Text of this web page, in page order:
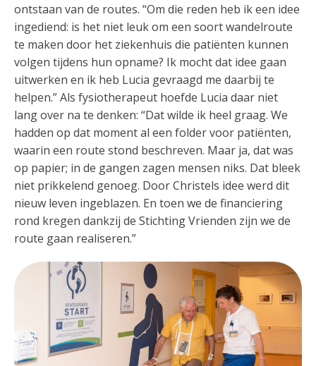
ontstaan van de routes. “Om die reden heb ik een idee
ingediend: is het niet leuk om een soort wandelroute
te maken door het ziekenhuis die patiënten kunnen
volgen tijdens hun opname? Ik mocht dat idee gaan
uitwerken en ik heb Lucia gevraagd me daarbij te
helpen.” Als fysiotherapeut hoefde Lucia daar niet
lang over na te denken: “Dat wilde ik heel graag. We
hadden op dat moment al een folder voor patiënten,
waarin een route stond beschreven. Maar ja, dat was
op papier; in de gangen zagen mensen niks. Dat bleek
niet prikkelend genoeg. Door Christels idee werd dit
nieuw leven ingeblazen. En toen we de financiering
rond kregen dankzij de Stichting Vrienden zijn we de
route gaan realiseren.”